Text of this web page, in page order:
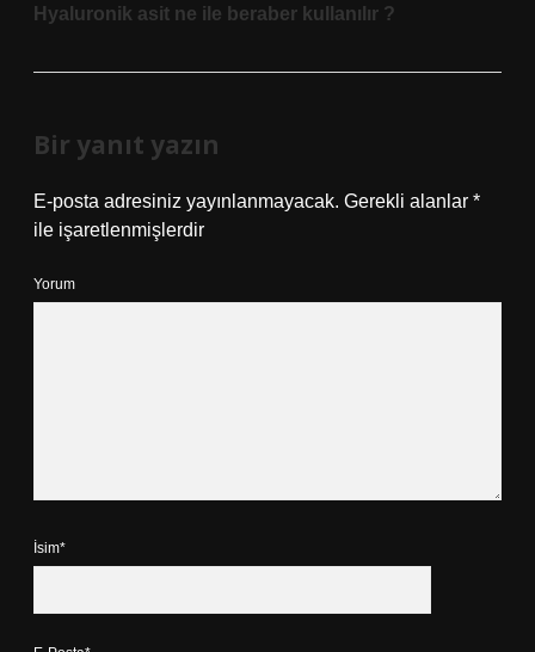
Hyaluronik asit ne ile beraber kullanılır ?
Bir yanıt yazın
E-posta adresiniz yayınlanmayacak. Gerekli alanlar *
ile işaretlenmişlerdir
Yorum
İsim*